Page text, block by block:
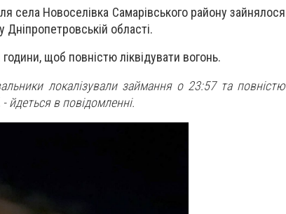
села Новоселівка Самарівського району зайнялося
області.
щоб повністю ліквідувати вогонь.
локалізували займання о 23:57 та повністю
- йдеться в повідомленні.